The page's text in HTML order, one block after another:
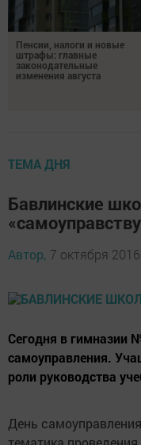
Пенсии, налоги и новые
штрафы: главные
законодательные
изменения августа
ТЕМА ДНЯ
Бавлинские
Автор, 7 октября
Сегодня в гимназии
самоуправления.
роли руководства
День